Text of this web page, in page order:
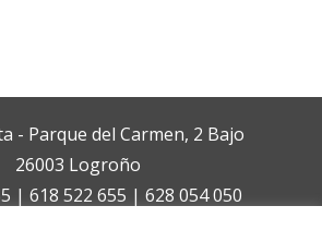
- Parque del Carmen, 2 Bajo
26003 Logroño
| 618 522 655 | 628 054 050